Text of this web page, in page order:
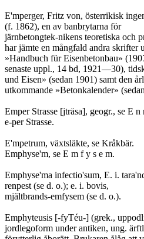
E'mperger, Fritz von, österrikisk
(f. 1862), en av banbrytarna för
järnbetongtek-nikens teoretiska och
har jämte en mångfald andra skrifter
»Handbuch für Eisenbetonbau»
senaste uppl., 14 bd, 1921—30),
und Eisen» (sedan 1901) samt den
utkommande »Betonkalender»
Emper Strasse [jträsa], geogr., se E n
e-per Strasse.
E'mpetrum, växtsläkte, se Kråkbär.
Emphyse'm, se E m f y s e m.
Emphyse'ma infectio'sum, E. i.
renpest (se d. o.); e. i. bovis,
mjältbrands-emfysem (se d. o.).
Emphyteusis [-fyTéu-] (grek.,
jordlegoform under antiken, ung.